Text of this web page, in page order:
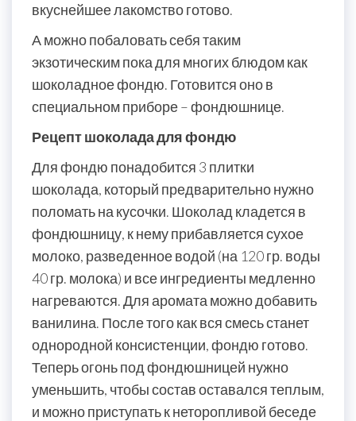
вкуснейшее лакомство готово.
А можно побаловать себя таким
экзотическим пока для многих блюдом как
шоколадное фондю. Готовится оно в
специальном приборе – фондюшнице.
Рецепт шоколада для фондю
Для фондю понадобится 3 плитки
шоколада, который предварительно нужно
поломать на кусочки. Шоколад кладется в
фондюшницу, к нему прибавляется сухое
молоко, разведенное водой (на 120 гр. воды
40 гр. молока) и все ингредиенты медленно
нагреваются. Для аромата можно добавить
ванилина. После того как вся смесь станет
однородной консистенции, фондю готово.
Теперь огонь под фондюшницей нужно
уменьшить, чтобы состав оставался теплым,
и можно приступать к неторопливой беседе